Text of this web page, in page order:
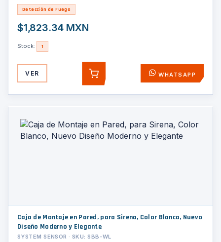
Detección de Fuego
$1,823.34 MXN
Stock: 1
VER AGREGAR WHATSAPP
Caja de Montaje en Pared, para Sirena, Color Blanco, Nuevo
Diseño Moderno y Elegante
SYSTEM SENSOR · SKU: SBB-WL